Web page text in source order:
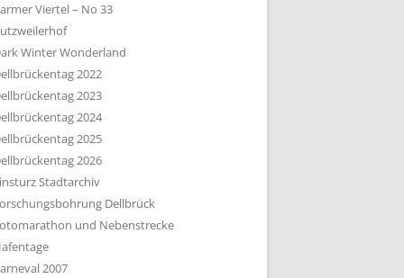
Viertel – No 33
Winter Wonderland
2022
2023
2024
2025
2026
Stadtarchiv
Dellbrück
und Nebenstrecke
2007